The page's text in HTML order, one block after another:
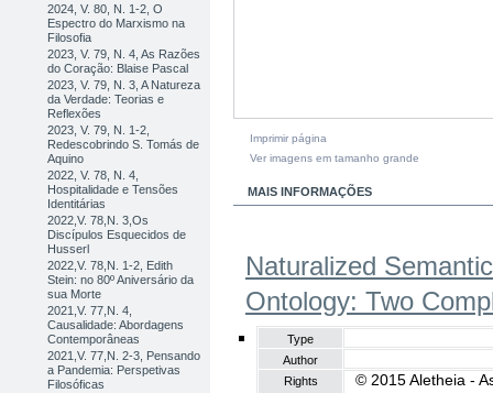
2024, V. 80, N. 1-2, O
Espectro do Marxismo na
Filosofia
2023, V. 79, N. 4, As Razões
do Coração: Blaise Pascal
2023, V. 79, N. 3, A Natureza
da Verdade: Teorias e
Reflexões
2023, V. 79, N. 1-2,
Redescobrindo S. Tomás de
Aquino
2022, V. 78, N. 4,
Hospitalidade e Tensões
Identitárias
2022,V. 78,N. 3,Os
Discípulos Esquecidos de
Husserl
2022,V. 78,N. 1-2, Edith
Stein: no 80º Aniversário da
sua Morte
2021,V. 77,N. 4,
Causalidade: Abordagens
Contemporâneas
2021,V. 77,N. 2-3, Pensando
a Pandemia: Perspetivas
Filosóficas
Imprimir página
Ver imagens em tamanho grande
MAIS INFORMAÇÕES
Naturalized
Ontology: Two
Type
Author
Rights
© 2015 Aletheia -